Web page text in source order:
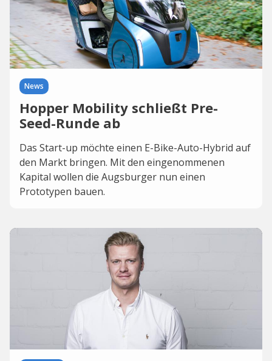
News
Hopper Mobility schließt Pre-
Seed-Runde ab
Das Start-up möchte einen E-Bike-Auto-Hybrid auf
den Markt bringen. Mit den eingenommenen
Kapital wollen die Augsburger nun einen
Prototypen bauen.